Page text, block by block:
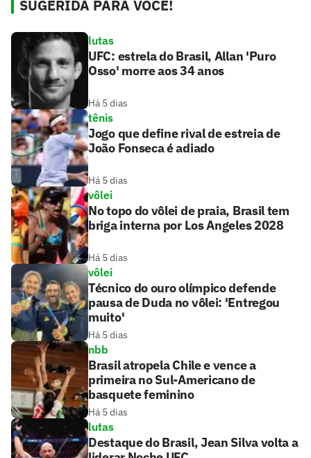
SUGERIDA PARA VOCÊ!
lutas
UFC: estrela do Brasil, Allan 'Puro
Osso' morre aos 34 anos
Há 5 dias
tênis
Jogo que define rival de estreia de
João Fonseca é adiado
Há 5 dias
vôlei
No topo do vôlei de praia, Brasil tem
briga interna por Los Angeles 2028
Há 5 dias
vôlei
Técnico do ouro olímpico defende
pausa de Duda no vôlei: 'Entregou
muito'
Há 5 dias
nbb
Brasil atropela Chile e vence a
primeira no Sul-Americano de
basquete feminino
Há 5 dias
lutas
Destaque do Brasil, Jean Silva volta a